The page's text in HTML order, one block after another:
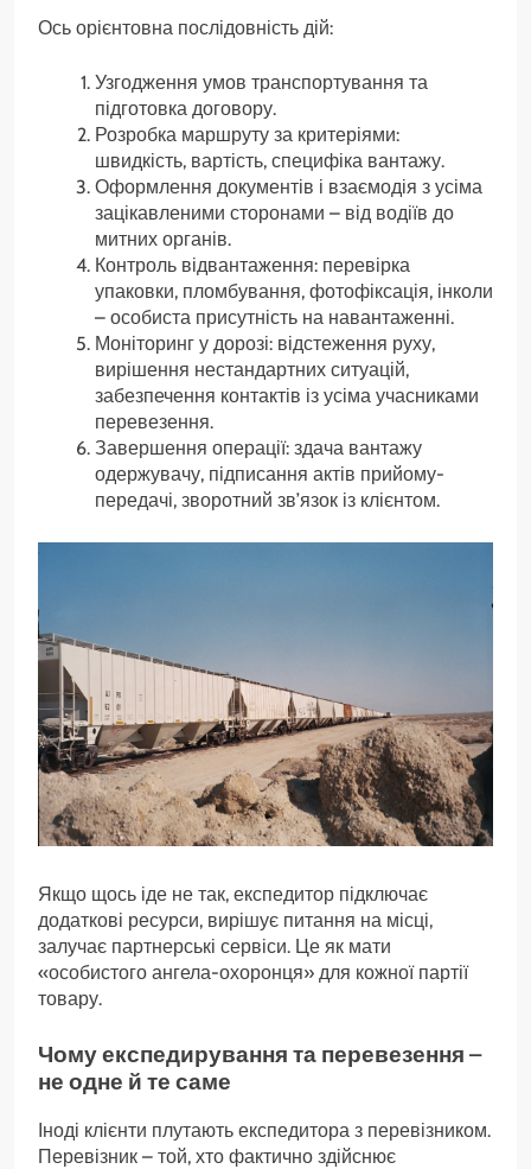
Ось орієнтовна послідовність дій:
Узгодження умов транспортування та
підготовка договору.
Розробка маршруту за критеріями:
швидкість, вартість, специфіка вантажу.
Оформлення документів і взаємодія з усіма
зацікавленими сторонами – від водіїв до
митних органів.
Контроль відвантаження: перевірка
упаковки, пломбування, фотофіксація, інколи
– особиста присутність на навантаженні.
Моніторинг у дорозі: відстеження руху,
вирішення нестандартних ситуацій,
забезпечення контактів із усіма учасниками
перевезення.
Завершення операції: здача вантажу
одержувачу, підписання актів прийому-
передачі, зворотний зв’язок із клієнтом.
Якщо щось іде не так, експедитор підключає
додаткові ресурси, вирішує питання на місці,
залучає партнерські сервіси. Це як мати
«особистого ангела-охоронця» для кожної партії
товару.
Чому експедирування та перевезення –
не одне й те саме
Іноді клієнти плутають експедитора з перевізником.
Перевізник – той, хто фактично здійснює